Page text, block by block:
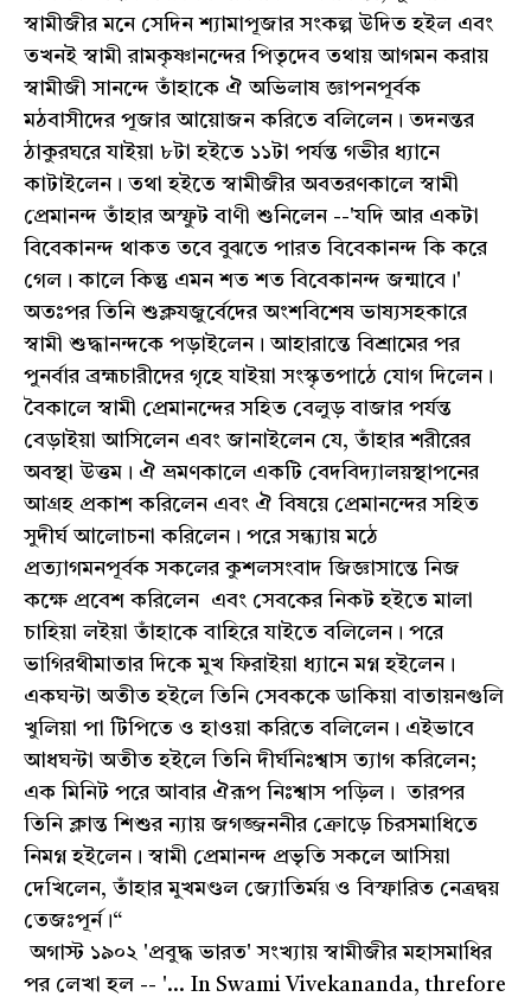
স্বামীজীর মনে সেদিন শ্যামাপূজার সংকল্প উদিত হইল এবং
তখনই স্বামী রামকৃষ্ণানন্দের পিতৃদেব তথায় আগমন করায়
স্বামীজী সানন্দে তাঁহাকে ঐ অভিলাষ জ্ঞাপনপূর্বক
মঠবাসীদের পূজার আয়োজন করিতে বলিলেন। তদনন্তর
ঠাকুরঘরে যাইয়া ৮টা হইতে ১১টা পর্যন্ত গভীর ধ্যানে
কাটাইলেন। তথা হইতে স্বামীজীর অবতরণকালে স্বামী
প্রেমানন্দ তাঁহার অস্ফুট বাণী শুনিলেন --'যদি আর একটা
বিবেকানন্দ থাকত তবে বুঝতে পারত বিবেকানন্দ কি করে
গেল। কালে কিন্তু এমন শত শত বিবেকানন্দ জন্মাবে।'
অতঃপর তিনি শুক্লযজুর্বেদের অংশবিশেষ ভাষ্যসহকারে
স্বামী শুদ্ধানন্দকে পড়াইলেন। আহারান্তে বিশ্রামের পর
পুনর্বার ব্রহ্মচারীদের গৃহে যাইয়া সংস্কৃতপাঠে যোগ দিলেন।
বৈকালে স্বামী প্রেমানন্দের সহিত বেলুড় বাজার পর্যন্ত
বেড়াইয়া আসিলেন এবং জানাইলেন যে, তাঁহার শরীরের
অবস্থা উত্তম। ঐ ভ্রমণকালে একটি বেদবিদ্যালয়স্থাপনের
আগ্রহ প্রকাশ করিলেন এবং ঐ বিষয়ে প্রেমানন্দের সহিত
সুদীর্ঘ আলোচনা করিলেন। পরে সন্ধ্যায় মঠে
প্রত্যাগমনপূর্বক সকলের কুশলসংবাদ জিজ্ঞাসান্তে নিজ
কক্ষে প্রবেশ করিলেন এবং সেবকের নিকট হইতে মালা
চাহিয়া লইয়া তাঁহাকে বাহিরে যাইতে বলিলেন। পরে
ভাগিরথীমাতার দিকে মুখ ফিরাইয়া ধ্যানে মগ্ন হইলেন।
একঘন্টা অতীত হইলে তিনি সেবককে ডাকিয়া বাতায়নগুলি
খুলিয়া পা টিপিতে ও হাওয়া করিতে বলিলেন। এইভাবে
আধঘন্টা অতীত হইলে তিনি দীর্ঘনিঃশ্বাস ত্যাগ করিলেন;
এক মিনিট পরে আবার ঐরূপ নিঃশ্বাস পড়িল। তারপর
তিনি ক্লান্ত শিশুর ন্যায় জগজ্জননীর ক্রোড়ে চিরসমাধিতে
নিমগ্ন হইলেন। স্বামী প্রেমানন্দ প্রভৃতি সকলে আসিয়া
দেখিলেন, তাঁহার মুখমণ্ডল জ্যোতির্ময় ও বিস্ফারিত নেত্রদ্বয়
তেজঃপূর্ন।“
অগাস্ট ১৯০২ 'প্রবুদ্ধ ভারত' সংখ্যায় স্বামীজীর মহাসমাধির
পর লেখা হল -- '... In Swami Vivekananda, threfore